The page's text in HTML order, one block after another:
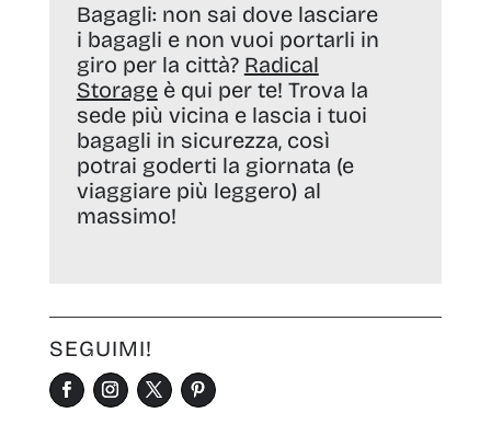
Bagagli: non sai dove lasciare
i bagagli e non vuoi portarli in
giro per la città? Radical
Storageè qui per te! Trova la
sede più vicina e lascia i tuoi
bagagli in sicurezza, così
potrai goderti la giornata (e
viaggiare più leggero) al
massimo!
SEGUIMI!